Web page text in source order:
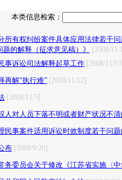
本类信息检索：
所有权纠纷案件具体应用法律若干
的解释（征求意见稿）》
[2008/11/
事诉讼司法解释起草工作 [2008/11/13]
再解“执行难” [2008/11/12]
[2008/11/5]
人对人员下落不明或者财产状况不
民事案件适用诉讼时效制度若干问
布 [2008/9/20]
务委员会关于修改《江苏省实施〈